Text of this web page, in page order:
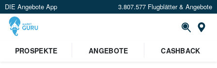
DIE Angebote App 3.807.577 Flugblätter & Angebote
PROSPEKTE ANGEBOTE CASHBACK